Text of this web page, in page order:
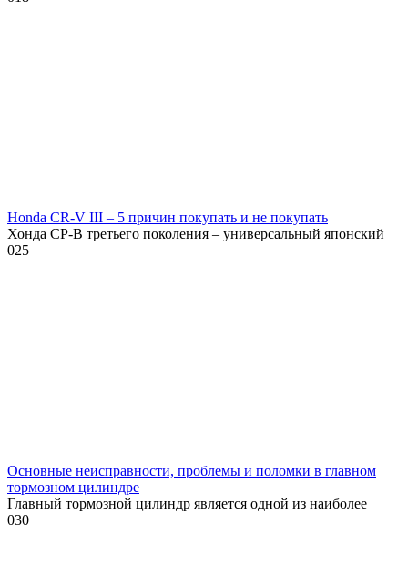
Honda CR-V III – 5 причин покупать и не покупать
Хонда СР-В третьего поколения – универсальный японский
025
Основные неисправности, проблемы и поломки в главном
тормозном цилиндре
Главный тормозной цилиндр является одной из наиболее
030